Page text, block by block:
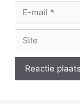
Site